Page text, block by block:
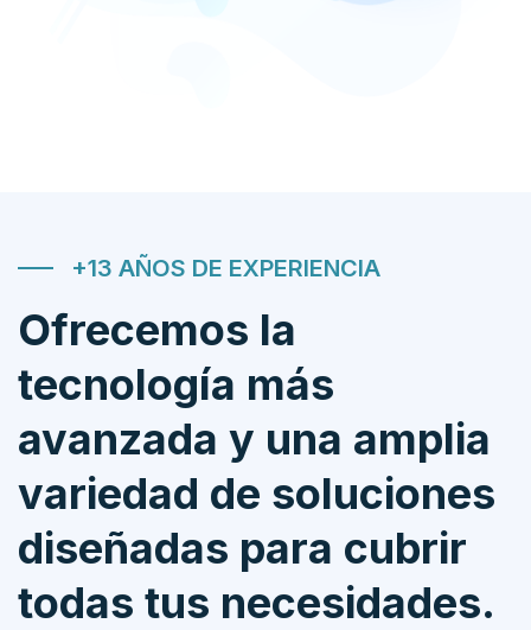
+13 AÑOS DE EXPERIENCIA
Ofrecemos la
tecnología más
avanzada y una amplia
variedad de soluciones
diseñadas para cubrir
todas tus necesidades.